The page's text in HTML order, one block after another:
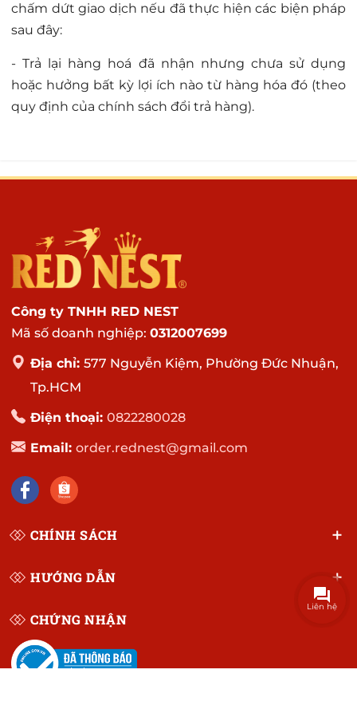
chấm dứt giao dịch nếu đã thực hiện các biện pháp
sau đây:
- Trả lại hàng hoá đã nhận nhưng chưa sử dụng
hoặc hưởng bất kỳ lợi ích nào từ hàng hóa đó (theo
quy định của chính sách đổi trả hàng).
Công ty TNHH RED NEST
Mã số doanh nghiệp: 0312007699
Địa chỉ: 577 Nguyễn Kiệm, Phường Đức Nhuận,
Tp.HCM
Điện thoại: 0822280028
Email: order.rednest@gmail.com
CHÍNH SÁCH
HƯỚNG DẪN
CHỨNG NHẬN
Liên hệ